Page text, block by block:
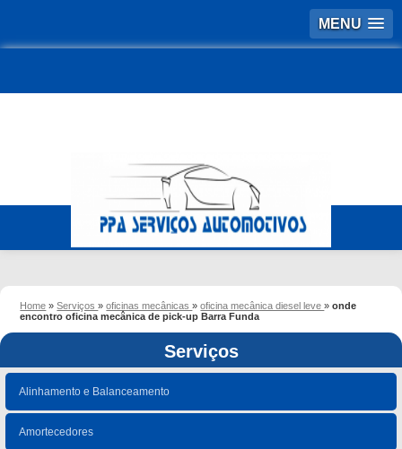
MENU
Home »Serviços»oficinas mecânicas»oficina mecânica diesel leve»onde
encontro oficina mecânica de pick-up Barra Funda
Serviços
Alinhamento e Balanceamento
Amortecedores